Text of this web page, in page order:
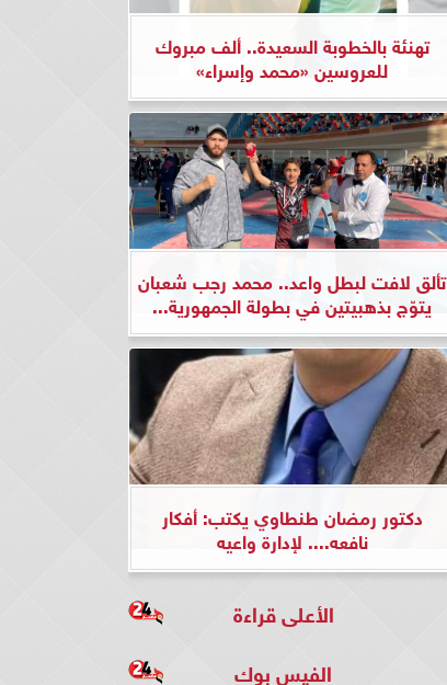
تهنئة بالخطوبة السعيدة.. ألف مبروك
للعروسين «محمد وإسراء»
تألق لافت لبطل واعد.. محمد رجب شعبان
يتوّج بذهبيتين في بطولة الجمهورية...
دكتور رمضان طنطاوي يكتب: أفكار
نافعه.... لإدارة واعيه
الأعلى قراءة
الفيس بوك